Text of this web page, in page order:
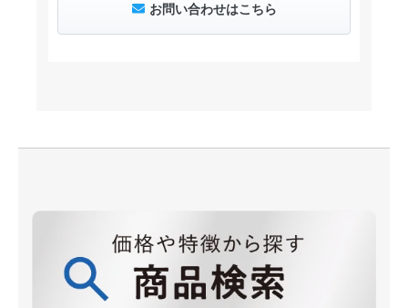
お問い合わせはこちら